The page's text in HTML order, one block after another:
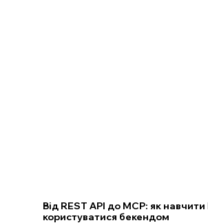
Від REST API до MCP: як
користуватися бекендом